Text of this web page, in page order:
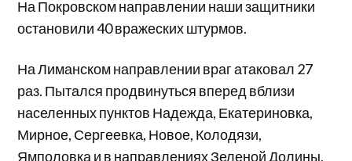
На Покровском направлении наши защитники
остановили 40 вражеских штурмов.
На Лиманском направлении враг атаковал 27
раз. Пытался продвинуться вперед вблизи
населенных пунктов Надежда, Екатериновка,
Мирное, Сергеевка, Новое, Колодязи,
Ямполовка и в направлениях Зеленой Долины,